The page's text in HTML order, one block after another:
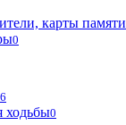
карты памяти
0
6
ходьбы0